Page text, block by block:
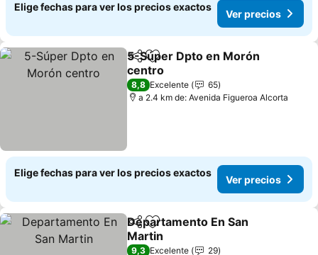
Elige fechas para ver los precios exactos
Ver precios
CompartirAgregar a favoritos
5-Súper Dpto en Morón
centro
Ver precios
8,8 Excelente
65
a 2.4 km de: Avenida Figueroa Alcorta
Elige fechas para ver los precios exactos
Ver precios
CompartirAgregar a favoritos
Departamento En San
Martin
Ver precios
9,3 Excelente
29